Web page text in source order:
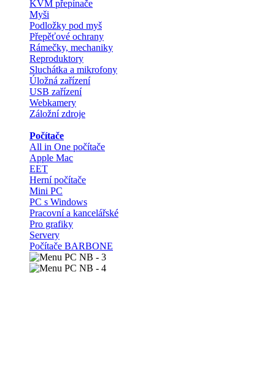
KVM přepínače
Myši
Podložky pod myš
Přepěťové ochrany
Rámečky, mechaniky
Reproduktory
Sluchátka a mikrofony
Úložná zařízení
USB zařízení
Webkamery
Záložní zdroje
Počítače
All in One počítače
Apple Mac
EET
Herní počítače
Mini PC
PC s Windows
Pracovní a kancelářské
Pro grafiky
Servery
Počítače BARBONE